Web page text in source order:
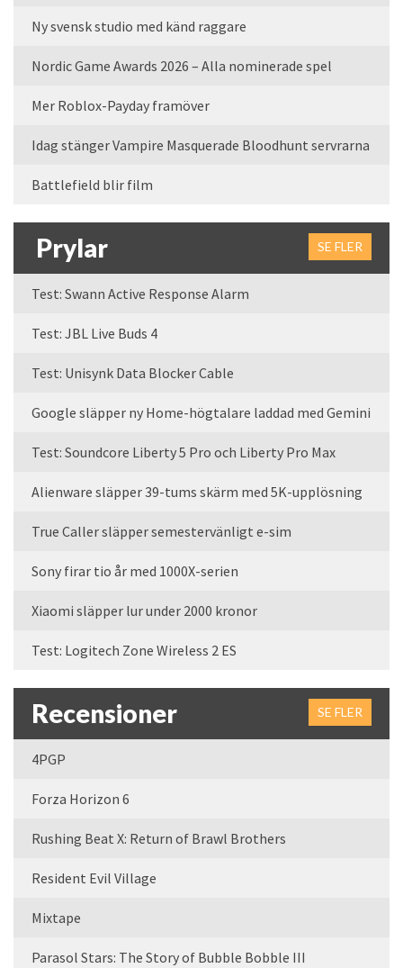
Ny svensk studio med känd raggare
Nordic Game Awards 2026 – Alla nominerade spel
Mer Roblox-Payday framöver
Idag stänger Vampire Masquerade Bloodhunt servrarna
Battlefield blir film
Prylar SE FLER
Test: Swann Active Response Alarm
Test: JBL Live Buds 4
Test: Unisynk Data Blocker Cable
Google släpper ny Home-högtalare laddad med Gemini
Test: Soundcore Liberty 5 Pro och Liberty Pro Max
Alienware släpper 39-tums skärm med 5K-upplösning
True Caller släpper semestervänligt e-sim
Sony firar tio år med 1000X-serien
Xiaomi släpper lur under 2000 kronor
Test: Logitech Zone Wireless 2 ES
Recensioner SE FLER
4PGP
Forza Horizon 6
Rushing Beat X: Return of Brawl Brothers
Resident Evil Village
Mixtape
Parasol Stars: The Story of Bubble Bobble III